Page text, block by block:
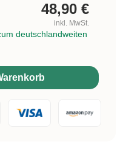
48,90 €
inkl. MwSt.
deutschlandweiten